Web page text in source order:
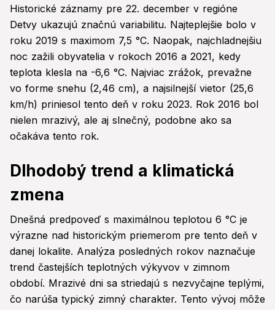
Historické záznamy pre 22. december v regióne
Detvy ukazujú značnú variabilitu. Najteplejšie bolo v
roku 2019 s maximom 7,5 °C. Naopak, najchladnejšiu
noc zažili obyvatelia v rokoch 2016 a 2021, kedy
teplota klesla na -6,6 °C. Najviac zrážok, prevažne
vo forme snehu (2,46 cm), a najsilnejší vietor (25,6
km/h) priniesol tento deň v roku 2023. Rok 2016 bol
nielen mrazivý, ale aj slnečný, podobne ako sa
očakáva tento rok.
Dlhodobý trend a klimatická
zmena
Dnešná predpoveď s maximálnou teplotou 6 °C je
výrazne nad historickým priemerom pre tento deň v
danej lokalite. Analýza posledných rokov naznačuje
trend častejších teplotných výkyvov v zimnom
období. Mrazivé dni sa striedajú s nezvyčajne teplými,
čo narúša typický zimný charakter. Tento vývoj môže